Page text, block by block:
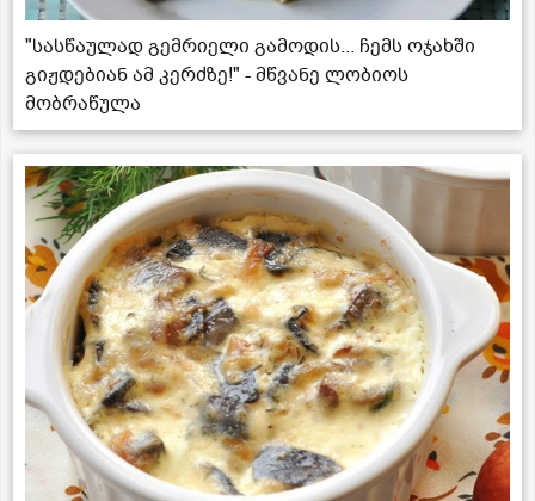
"სასწაულად გემრიელი გამოდის... ჩემს ოჯახში
გიჟდებიან ამ კერძზე!" - მწვანე ლობიოს
მობრაწულა